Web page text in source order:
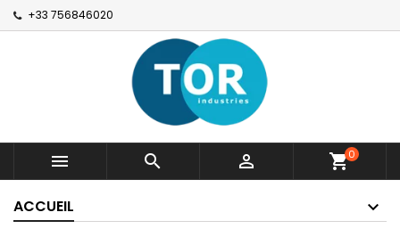
+33 756846020
   shopping_cart0
ACCUEIL